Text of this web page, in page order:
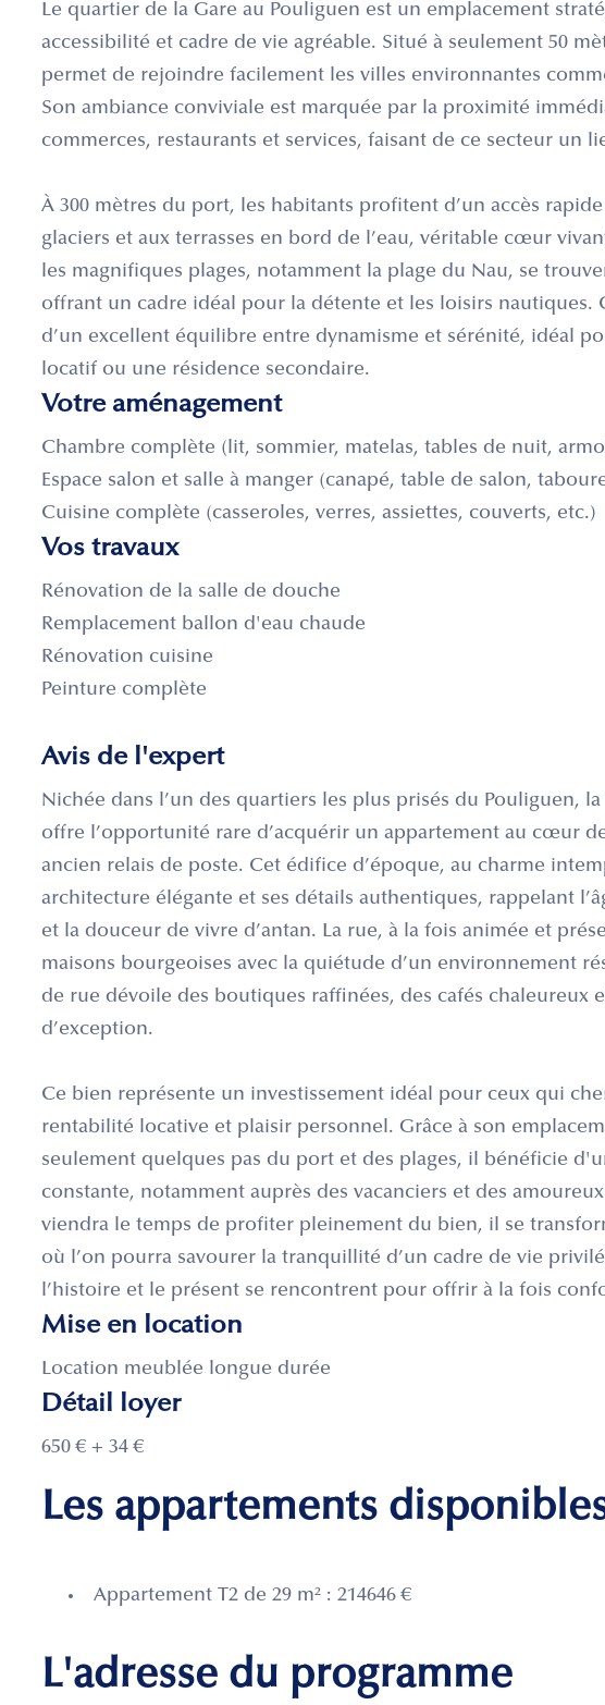
Le quartier de la Gare au Pouliguen est un emplacement
accessibilité et cadre de vie agréable. Situé à seulement 50
permet de rejoindre facilement les villes environnantes
Son ambiance conviviale est marquée par la proximité
commerces, restaurants et services, faisant de ce secteur un
À 300 mètres du port, les habitants profitent d’un accès
glaciers et aux terrasses en bord de l’eau, véritable cœur
les magnifiques plages, notamment la plage du Nau, se
offrant un cadre idéal pour la détente et les loisirs nautiques.
d’un excellent équilibre entre dynamisme et sérénité, idéal
locatif ou une résidence secondaire.
Votre aménagement
Chambre complète (lit, sommier, matelas, tables de nuit,
Espace salon et salle à manger (canapé, table de salon,
Cuisine complète (casseroles, verres, assiettes, couverts, etc.)
Vos travaux
Rénovation de la salle de douche
Remplacement ballon d'eau chaude
Rénovation cuisine
Peinture complète
Avis de l'expert
Nichée dans l’un des quartiers les plus prisés du Pouliguen,
offre l’opportunité rare d’acquérir un appartement au cœur
ancien relais de poste. Cet édifice d’époque, au charme
architecture élégante et ses détails authentiques, rappelant
et la douceur de vivre d’antan. La rue, à la fois animée et
maisons bourgeoises avec la quiétude d’un environnement
de rue dévoile des boutiques raffinées, des cafés chaleureux
d’exception.
Ce bien représente un investissement idéal pour ceux qui
rentabilité locative et plaisir personnel. Grâce à son
seulement quelques pas du port et des plages, il bénéficie
constante, notamment auprès des vacanciers et des
viendra le temps de profiter pleinement du bien, il se
où l’on pourra savourer la tranquillité d’un cadre de vie
l’histoire et le présent se rencontrent pour offrir à la fois
Mise en location
Location meublée longue durée
Détail loyer
650 € + 34 €
Les appartements
Appartement T2 de 29 m² : 214646 €
L'adresse du programme